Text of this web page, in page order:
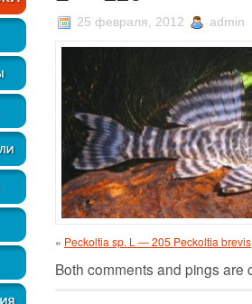
25 февраля, 2012 admin
« Peckoltia sp. L — 205 Peckoltia brevis
Both comments and pings are